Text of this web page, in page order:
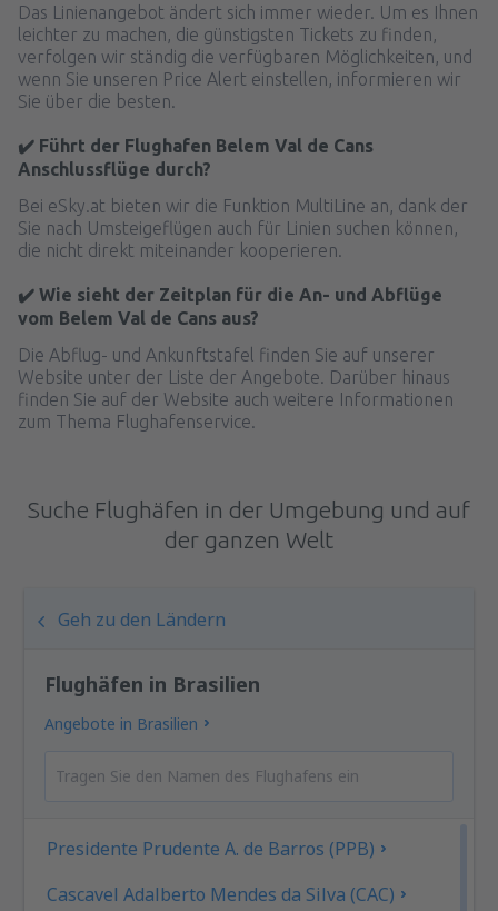
Das Linienangebot ändert sich immer wieder. Um es Ihnen
leichter zu machen, die günstigsten Tickets zu finden,
verfolgen wir ständig die verfügbaren Möglichkeiten, und
wenn Sie unseren Price Alert einstellen, informieren wir
Sie über die besten.
✔️ Führt der Flughafen Belem Val de Cans
Anschlussflüge durch?
Bei eSky.at bieten wir die Funktion MultiLine an, dank der
Sie nach Umsteigeflügen auch für Linien suchen können,
die nicht direkt miteinander kooperieren.
✔️ Wie sieht der Zeitplan für die An- und Abflüge
vom Belem Val de Cans aus?
Die Abflug- und Ankunftstafel finden Sie auf unserer
Website unter der Liste der Angebote. Darüber hinaus
finden Sie auf der Website auch weitere Informationen
zum Thema Flughafenservice.
Suche Flughäfen in der Umgebung und auf
der ganzen Welt
Geh zu den Ländern
Flughäfen in Brasilien
Angebote in Brasilien
Presidente Prudente A. de Barros (PPB)
Cascavel Adalberto Mendes da Silva (CAC)